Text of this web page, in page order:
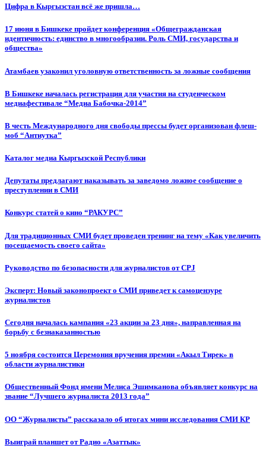
Цифра в Кыргызстан всё же пришла…
17 июня в Бишкеке пройдет конференция «Общегражданская
идентичность: единство в многообразии. Роль СМИ, государства и
общества»
Атамбаев узаконил уголовную ответственность за ложные сообщения
В Бишкеке началась регистрация для участия на студенческом
медиафестивале “Медиа Бабочка-2014”
В честь Международного дня свободы прессы будет организован флеш-
моб “Антиутка”
Каталог медиа Кыргызской Республики
Депутаты предлагают наказывать за заведомо ложное сообщение о
преступлении в СМИ
Конкурс статей о кино “РАКУРС”
Для традиционных СМИ будет проведен тренинг на тему «Как увеличить
посещаемость своего сайта»
Руководство по безопасности для журналистов от CPJ
Эксперт: Новый законопроект о СМИ приведет к самоцензуре
журналистов
Сегодня началась кампания «23 акции за 23 дня», направленная на
борьбу с безнаказанностью
5 ноября состоится Церемония вручения премии «Акыл Тирек» в
области журналистики
Общественный Фонд имени Мелиса Эшимканова объявляет конкурс на
звание “Лучшего журналиста 2013 года”
ОО “Журналисты” рассказало об итогах мини исследования СМИ КР
Выиграй планшет от Радио «Азаттык»